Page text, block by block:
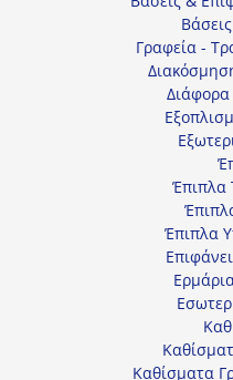
Γραφεία -
Έπιπλα
Έπιπλα
Καθίσματα